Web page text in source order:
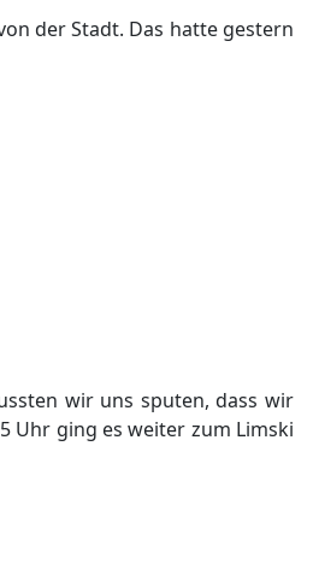
der Stadt. Das hatte gestern
wir uns sputen, dass wir
Uhr ging es weiter zum Limski